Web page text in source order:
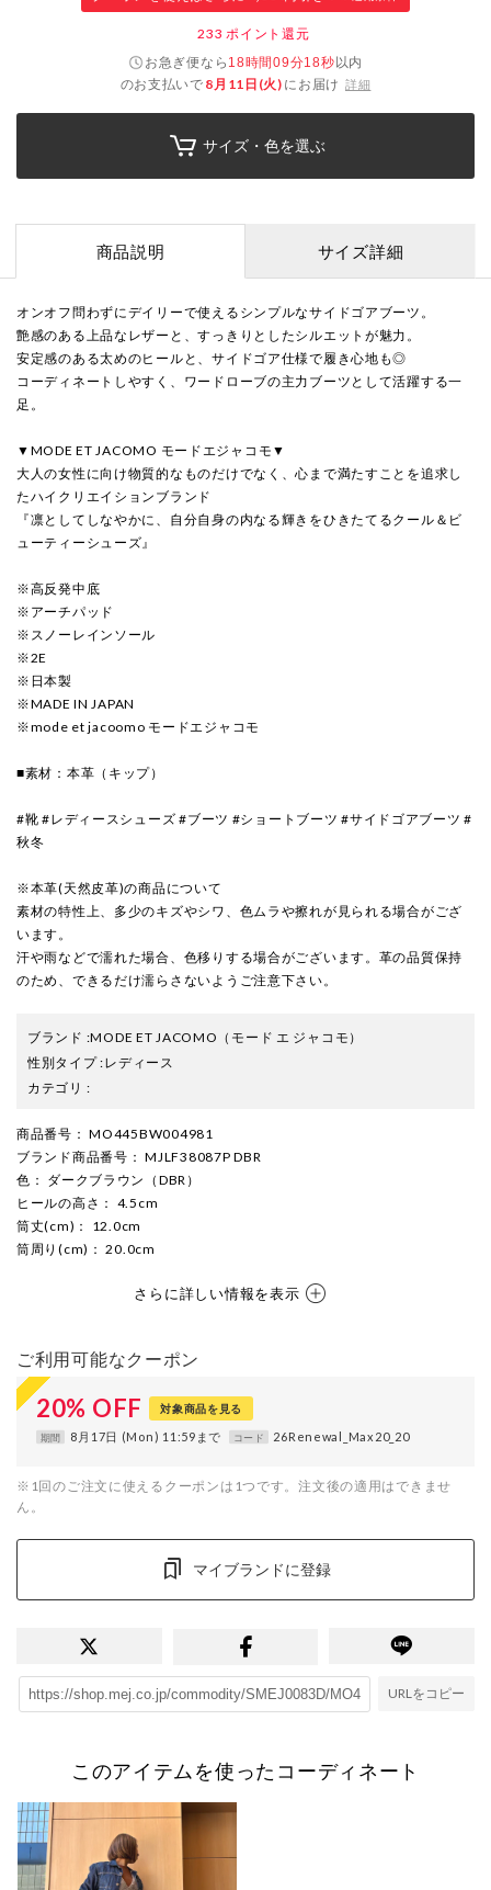
233 ポイント還元
お急ぎ便なら 18時間09分17秒以内
のお支払いで 8月11日(火) にお届け 詳細
サイズ・色を選ぶ
商品説明 サイズ詳細
オンオフ問わずにデイリーで使えるシンプルなサイドゴアブーツ。
艶感のある上品なレザーと、すっきりとしたシルエットが魅力。
安定感のある太めのヒールと、サイドゴア仕様で履き心地も◎
コーディネートしやすく、ワードローブの主力ブーツとして活躍する一
足。
▼MODE ET JACOMO モードエジャコモ▼
大人の女性に向け物質的なものだけでなく、心まで満たすことを追求し
たハイクリエイションブランド
『凛としてしなやかに、自分自身の内なる輝きをひきたてるクール＆ビ
ューティーシューズ』
※高反発中底
※アーチパッド
※スノーレインソール
※2E
※日本製
※MADE IN JAPAN
※mode et jacoomo モードエジャコモ
■素材：本革（キップ）
#靴 #レディースシューズ #ブーツ #ショートブーツ #サイドゴアブーツ #
秋冬
※本革(天然皮革)の商品について
素材の特性上、多少のキズやシワ、色ムラや擦れが見られる場合がござ
います。
汗や雨などで濡れた場合、色移りする場合がございます。革の品質保持
のため、できるだけ濡らさないようご注意下さい。
ブランド :MODE ET JACOMO （モード エ ジャコモ）
性別タイプ:レディース
カテゴリ :
商品番号 ： MO445BW004981
ブランド商品番号 ： MJLF38087P DBR
色 ： ダークブラウン（DBR）
ヒールの高さ ： 4.5cm
筒丈(cm) ： 12.0cm
筒周り(cm) ： 20.0cm
さらに詳しい情報を表示
ご利用可能なクーポン
20% OFF 対象商品を見る
期間 8月17日 (Mon) 11:59まで コード 26Renewal_Max20_20
※1回のご注文に使えるクーポンは1つです。注文後の適用はできませ
ん。
マイブランドに登録
URLをコピー
このアイテムを使ったコーディネート